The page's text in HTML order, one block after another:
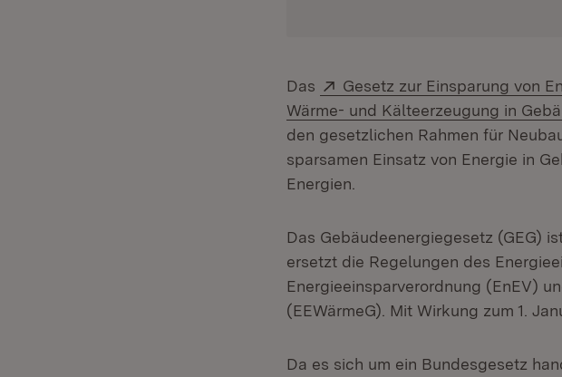
Das Extern:
Gesetz zur Einsparung von
Wärme- und Kälteerzeugung in
den gesetzlichen Rahmen für
sparsamen Einsatz von Energie in
Energien.
Das Gebäudeenergiegesetz (GEG)
ersetzt die Regelungen des
Energieeinsparverordnung (EnEV)
(EEWärmeG). Mit Wirkung zum 1.
Da es sich um ein Bundesgesetz